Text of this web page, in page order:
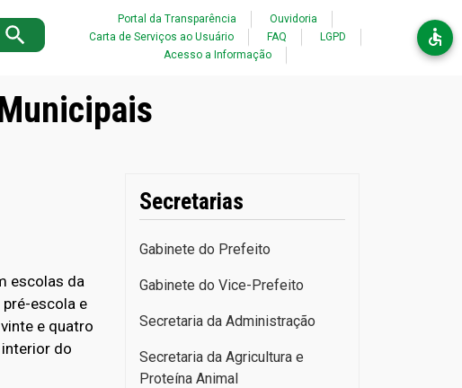
Apply Acessibilidade
Portal da Transparência
Ouvidoria
Carta de Serviços ao Usuário
FAQ
LGPD
Acesso a Informação
escolas da
escola e
e quatro
do
Secretarias
Gabinete do Prefeito
Gabinete do Vice-Prefeito
Secretaria da Administração
Secretaria da Agricultura e
Proteína Animal